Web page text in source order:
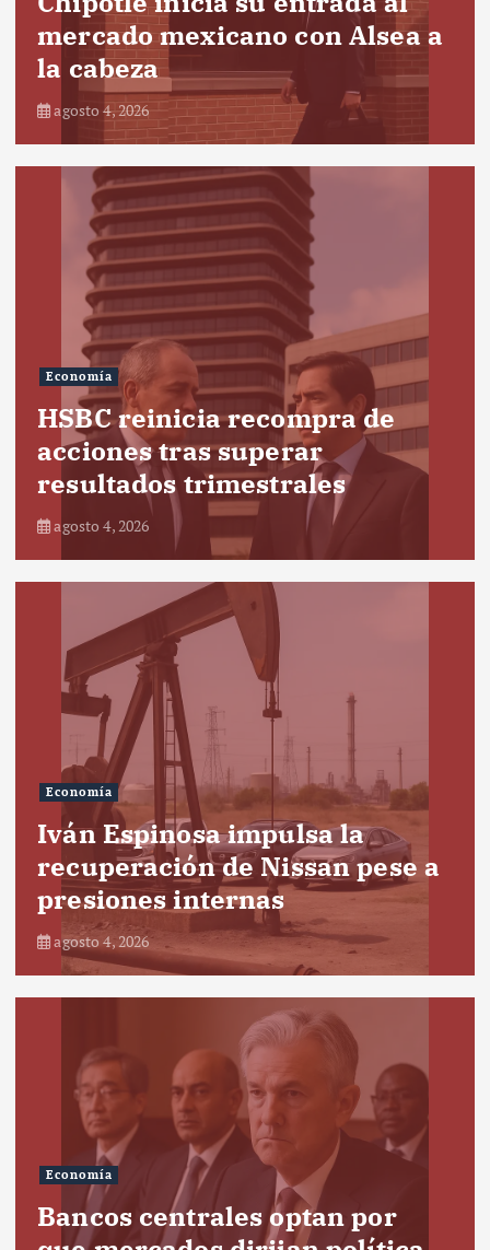
mercado mexicano con Alsea a
la cabeza
agosto 4, 2026
Economía
HSBC reinicia recompra de
acciones tras superar
resultados trimestrales
agosto 4, 2026
Economía
Iván Espinosa impulsa la
recuperación de Nissan pese a
presiones internas
agosto 4, 2026
Economía
Bancos centrales optan por